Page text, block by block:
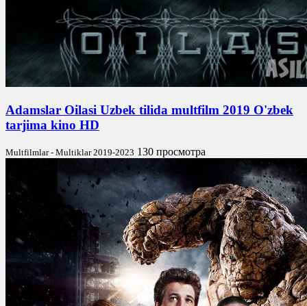
Adamslar Oilasi Uzbek tilida multfilm 2019 O'zbek
tarjima kino HD
Multfilmlar - Multiklar 2019-2023 130 просмотра